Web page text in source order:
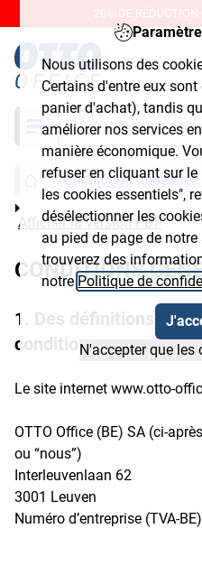
Nous utilisons des
Certains d'entre eux
panier d'achat), tandis
améliorer nos services
manière économique.
refuser en cliquant sur
les cookies essentiels",
désélectionner les
au pied de page de
trouverez des
notrePolitique de
N'accepter que les
20% DE
Chercher
Conditions Générales
Afficher la version PDF
CONDITIONS
1. Des définitions et
conditions.
Le site internet www.otto-
OTTO Office (BE) SA (ci-
ou “nous”)
Interleuvenlaan 62
3001 Leuven
Numéro d’entreprise (TVA-